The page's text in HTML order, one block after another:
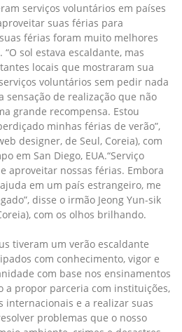
serviços voluntários em países
suas férias para
férias foram muito melhores
sol estava escaldante, mas
locais que mostraram sua
voluntários sem pedir nada
sensação de realização que não
grande recompensa. Estou
minhas férias de verão”,
designer, de Seul, Coreia), com
em San Diego, EUA.“Serviço
aproveitar nossas férias. Embora
em um país estrangeiro, me
disse o irmão Jeong Yun-sik
com os olhos brilhando.
tiveram um verão escaldante
com conhecimento, vigor e
com base nos ensinamentos
a propor parceria com instituições,
internacionais e a realizar suas
problemas que o nosso